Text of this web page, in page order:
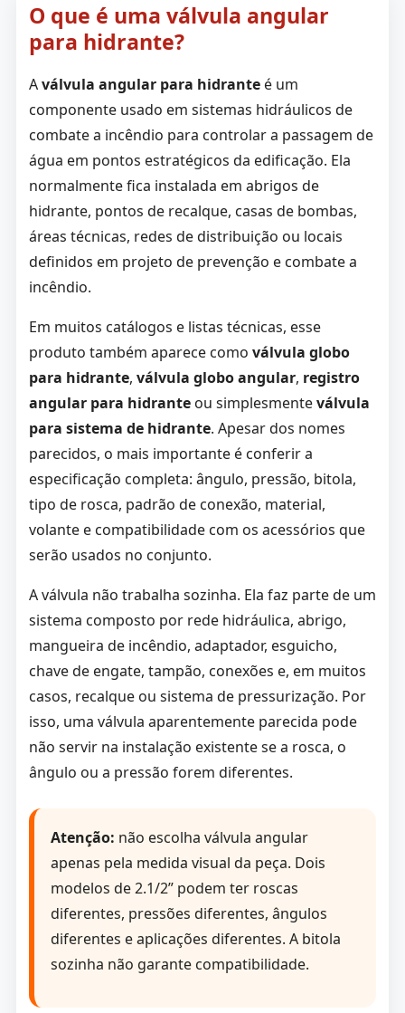
O que é uma válvula angular
para hidrante?
Aválvula angular para hidranteé um
componente usado em sistemas hidráulicos de
combate a incêndio para controlar a passagem de
água em pontos estratégicos da edificação. Ela
normalmente fica instalada em abrigos de
hidrante, pontos de recalque, casas de bombas,
áreas técnicas, redes de distribuição ou locais
definidos em projeto de prevenção e combate a
incêndio.
Em muitos catálogos e listas técnicas, esse
produto também aparece como válvula globo
para hidrante, válvula globo angular, registro
angular para hidranteou simplesmenteválvula
para sistema de hidrante. Apesar dos nomes
parecidos, o mais importante é conferir a
especificação completa: ângulo, pressão, bitola,
tipo de rosca, padrão de conexão, material,
volante e compatibilidade com os acessórios que
serão usados no conjunto.
A válvula não trabalha sozinha. Ela faz parte de um
sistema composto por rede hidráulica, abrigo,
mangueira de incêndio, adaptador, esguicho,
chave de engate, tampão, conexões e, em muitos
casos, recalque ou sistema de pressurização. Por
isso, uma válvula aparentemente parecida pode
não servir na instalação existente se a rosca, o
ângulo ou a pressão forem diferentes.
Atenção: não escolha válvula angular
apenas pela medida visual da peça. Dois
modelos de 2.1/2” podem ter roscas
diferentes, pressões diferentes, ângulos
diferentes e aplicações diferentes. A bitola
sozinha não garante compatibilidade.